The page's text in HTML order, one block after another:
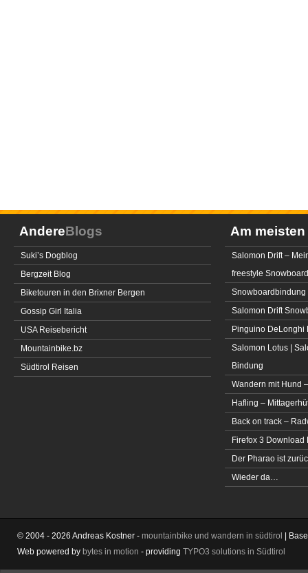
AndereBlogs
Suki’s Dogblog
Bergzeit Blog
Biketouren in den Brixner Bergen
Gossip Girl Italia
USA Reisebericht
Mountainbike.bz
Südtirol Reisen
Am meisten
Salomon Drift –
freestyle Snowboard
Snowboardbindung
Salomon Drift
Pinguino DeLonghi
Salomon Lotus |
Bindung
Wandern mit Hund
Hafling –
Back on track –
Firefox 3 Download
Der Pharao ist
Wieder da…
© 2004 - 2026 Andreas Kostner - mountainbike und wandern in südtirol |
Web powered by bytes in motion - providing TYPO3 solutions in Südtirol